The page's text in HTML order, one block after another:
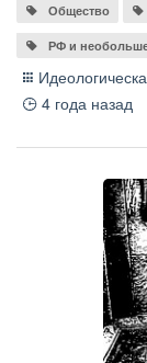
Общество
РФ и
4 года назад